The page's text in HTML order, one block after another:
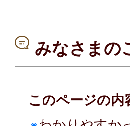
みなさまの
このページの